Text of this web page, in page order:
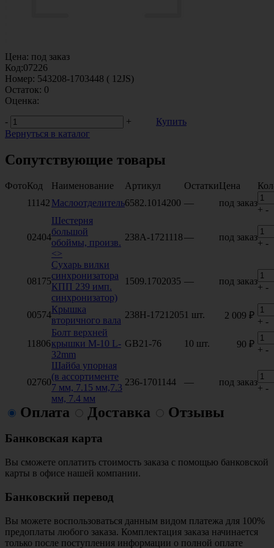
Цена: под заказ
Код:07226
Номер: 543208-1703448 ( 12JS)
Остаток: 0
Оценка:
-
+
Купить
Вернуться в каталог
Сопутствующие товары
ФотоКод Наименование Артикул ОстаткиЦена
11142 Маслоотделитель6582.1014200 — под заказ
+ -
02404
Шестерня
большой
обоймы, произв.
<>
238А-1721118— под заказ
+ -
08175
Сухарь вилки
синхронизатора
КПП 239 имп.
синхронизатор)
1509.1702035 — под заказ
+ -
00574
Крышка
вторичного вала
238Н-17212051 шт. 2 009 ₽
+ -
11806
Болт верхней
крышки M-10 L-
32mm
GB21-76 10 шт. 90 ₽
+ -
02760
Шайба упорная
(в ассортименте
7 мм, 7.15 мм,7.3
мм, 7.4 мм
236-1701144 — под заказ
+ -
Оплата Доставка Отзывы
Банковская карта
Вы сможете оплатить стоимость заказа с помощью банковской
карты в офисе нашей компании.
Банковский перевод
Вы можете воспользоваться данным видом платежа для 100%
предоплаты любого заказа. Комплектация заказа начинается
только после поступления информации о полной оплате